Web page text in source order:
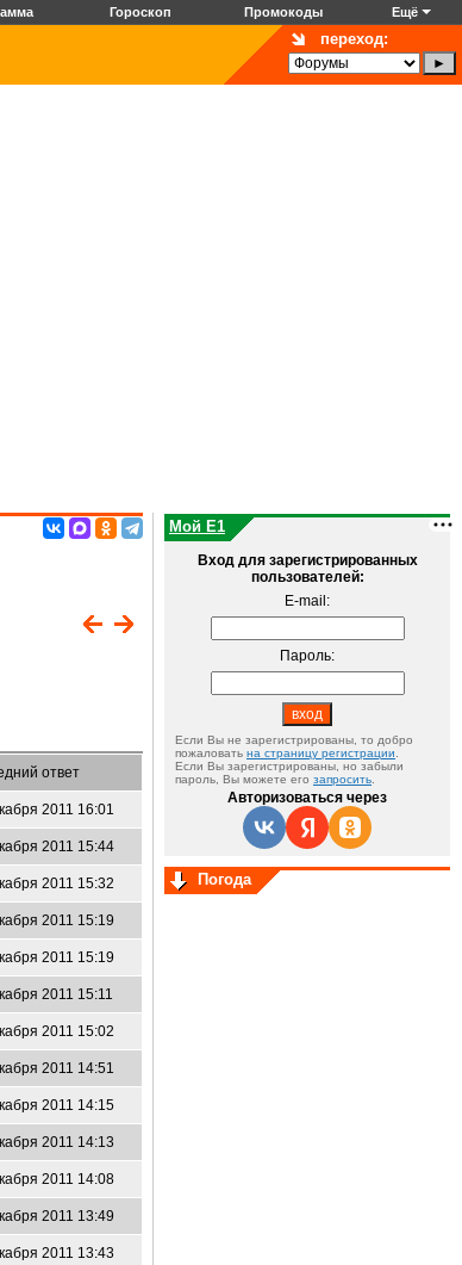
Гороскоп Промокоды Ещё
переход:
ответ
2011 16:01
2011 15:44
2011 15:32
2011 15:19
2011 15:19
2011 15:11
2011 15:02
2011 14:51
2011 14:15
2011 14:13
2011 14:08
2011 13:49
2011 13:43
Мой E1
Вход для зарегистрированных
пользователей:
E-mail:
Пароль:
Если Вы не зарегистрированы, то добро
пожаловать на страницу регистрации
Если Вы зарегистрированы, но забыли
пароль, Вы можете его запросить
Авторизоваться через
Погода